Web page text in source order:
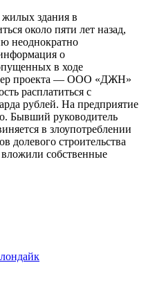
здания в
около пяти лет назад,
неоднократно
о
в ходе
проекта — ООО «ДЖН»
расплатиться с
рублей. На предприятие
Бывший руководитель
в злоупотреблении
долевого строительства
вложили собственные